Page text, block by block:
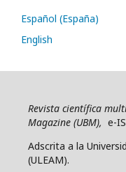
Español (España)
English
Revista científica
Magazine (UBM), e-
Adscrita a la
(ULEAM).